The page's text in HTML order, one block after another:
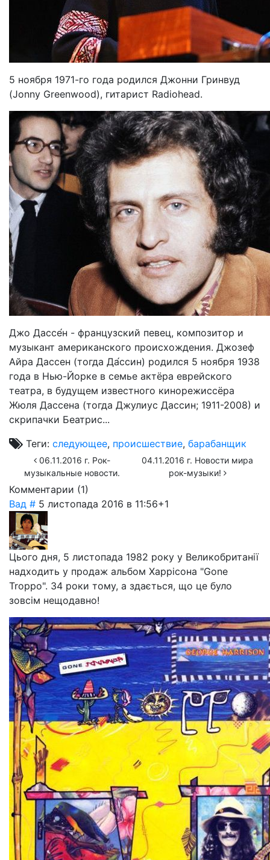
5 ноября 1971-го года родился Джонни Гринвуд
(Jonny Greenwood), гитарист Radiohead.
Джо Дассе́н - французский певец, композитор и
музыкант американского происхождения. Джозеф
Айра Дассен (тогда Да́ссин) родился 5 ноября 1938
года в Нью-Йорке в семье актёра еврейского
театра, в будущем известного кинорежиссёра
Жюля Дассена (тогда Джулиус Дассин; 1911-2008) и
скрипачки Беатрис...
Теги: следующее, происшествие, барабанщик
06.11.2016 г. Рок-
музыкальные новости.
04.11.2016 г. Новости мира
рок-музыки!
Комментарии (1)
Вад # 5 листопада 2016 в 11:56+1
Цього дня, 5 листопада 1982 року у Великобританії
надходить у продаж альбом Харрісона "Gone
Troppo". 34 роки тому, а здається, що це було
зовсім нещодавно!